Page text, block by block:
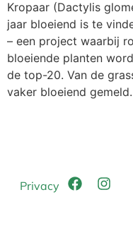
Kropaar (Dactylis
jaar bloeiend is te
– een project waarbij
bloeiende planten
de top-20. Van de
vaker bloeiend
Privacy